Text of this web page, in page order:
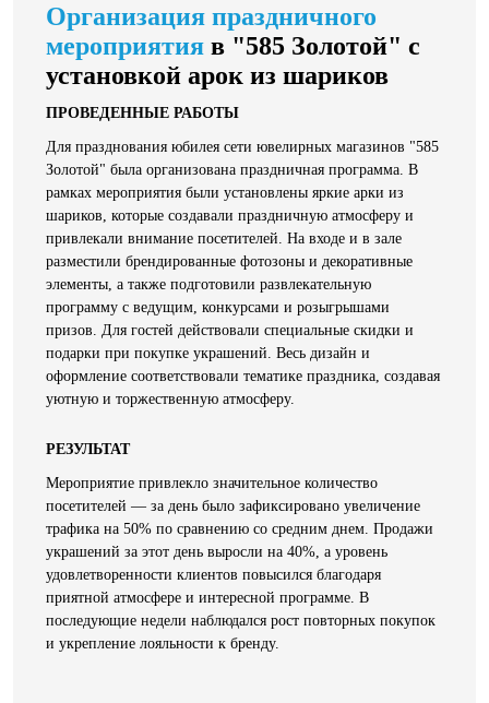
Организация праздничного
мероприятия в "585 Золотой" с
установкой арок из шариков
ПРОВЕДЕННЫЕ РАБОТЫ
Для празднования юбилея сети ювелирных магазинов "585
Золотой" была организована праздничная программа. В
рамках мероприятия были установлены яркие арки из
шариков, которые создавали праздничную атмосферу и
привлекали внимание посетителей. На входе и в зале
разместили брендированные фотозоны и декоративные
элементы, а также подготовили развлекательную
программу с ведущим, конкурсами и розыгрышами
призов. Для гостей действовали специальные скидки и
подарки при покупке украшений. Весь дизайн и
оформление соответствовали тематике праздника, создавая
уютную и торжественную атмосферу.
РЕЗУЛЬТАТ
Мероприятие привлекло значительное количество
посетителей — за день было зафиксировано увеличение
трафика на 50% по сравнению со средним днем. Продажи
украшений за этот день выросли на 40%, а уровень
удовлетворенности клиентов повысился благодаря
приятной атмосфере и интересной программе. В
последующие недели наблюдался рост повторных покупок
и укрепление лояльности к бренду.